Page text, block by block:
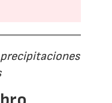
precipitaciones